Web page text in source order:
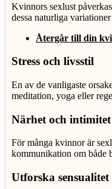
Kvinnors sexlust
dessa naturliga
Återgår till din
Stress och livsstil
En av de vanligaste
meditation, yoga eller
Närhet och intimitet
För många kvinnor är
kommunikation om både
Utforska